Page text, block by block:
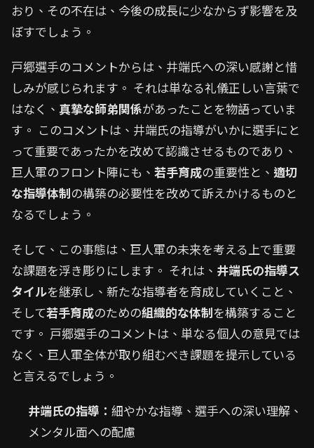
おり、その不在は、今後の成長に少なからず影響を及
ぼすでしょう。
戸郷選手のコメントからは、井端氏への深い感謝と惜
しみが感じられます。 それは単なる礼儀正しい言葉で
はなく、 真摯な師弟関係があったことを物語っていま
す。 このコメントは、井端氏の指導がいかに選手にと
って重要であったかを改めて認識させるものであり、
巨人軍のフロント陣にも、 若手育成の重要性と、 適切
な指導体制の構築の必要性を改めて訴えかけるものと
なるでしょう。
そして、この事態は、巨人軍の未来を考える上で重要
な課題を浮き彫りにします。 それは、 井端氏の指導ス
タイルを継承し、新たな指導者を育成していくこと、
そして若手育成のための組織的な体制を構築すること
です。 戸郷選手のコメントは、単なる個人の意見では
なく、巨人軍全体が取り組むべき課題を提示している
と言えるでしょう。
井端氏の指導： 細やかな指導、選手への深い理解、
メンタル面への配慮